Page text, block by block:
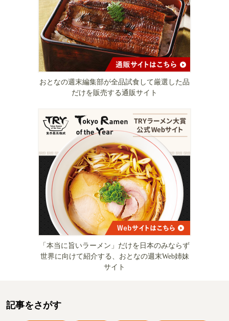
おとなの週末編集部が全品試食して厳選した品
だけを販売する通販サイト
「本当に旨いラーメン」だけを日本のみならず
世界に向けて紹介する、おとなの週末Web姉妹
サイト
記事をさがす